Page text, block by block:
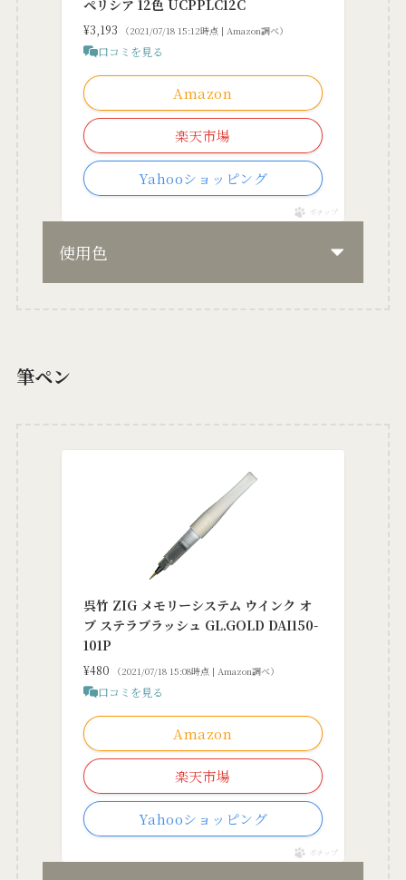
ペリシア 12色 UCPPLC12C
¥3,193 （2021/07/18 15:12時点 | Amazon調べ）
口コミを見る
Amazon
楽天市場
Yahooショッピング
ポチップ
使用色
筆ペン
呉竹 ZIG メモリーシステム ウインク オ
ブ ステラブラッシュ GL.GOLD DAI150-
101P
¥480 （2021/07/18 15:08時点 | Amazon調べ）
口コミを見る
Amazon
楽天市場
Yahooショッピング
ポチップ